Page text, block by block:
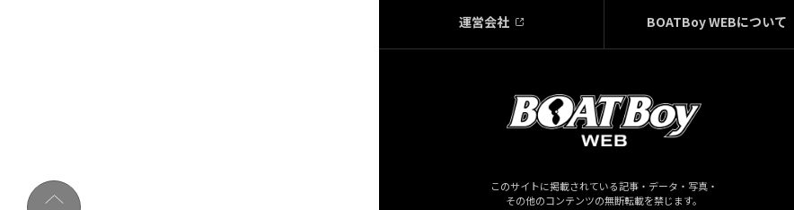
運営会社 BOATBoy WEBについて
このサイトに掲載されている記事・データ・写真・
その他のコンテンツの無断転載を禁じます。